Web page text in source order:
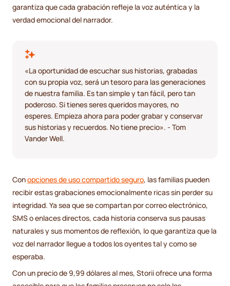
garantiza que cada grabación refleje la voz auténtica y la
verdad emocional del narrador.
«La oportunidad de escuchar sus historias, grabadas
con su propia voz, será un tesoro para las generaciones
de nuestra familia. Es tan simple y tan fácil, pero tan
poderoso. Si tienes seres queridos mayores, no
esperes. Empieza ahora para poder grabar y conservar
sus historias y recuerdos. No tiene precio». - Tom
Vander Well.
Conopciones de uso compartido seguro, las familias pueden
recibir estas grabaciones emocionalmente ricas sin perder su
integridad. Ya sea que se compartan por correo electrónico,
SMS o enlaces directos, cada historia conserva sus pausas
naturales y sus momentos de reflexión, lo que garantiza que la
voz del narrador llegue a todos los oyentes tal y como se
esperaba.
Con un precio de 9,99 dólares al mes, Storii ofrece una forma